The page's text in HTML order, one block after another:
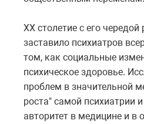
XX столетие с его
заставило психиатров
том, как социальные
психическое здоровье.
проблем в значительной
роста" самой психиатрии
авторитет в медицине и в